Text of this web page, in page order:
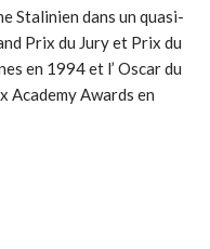
Stalinien dans un quasi-
Prix du Jury et Prix du
en 1994 et l’ Oscar du
Academy Awards en